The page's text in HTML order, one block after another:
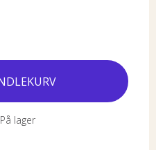
På lager